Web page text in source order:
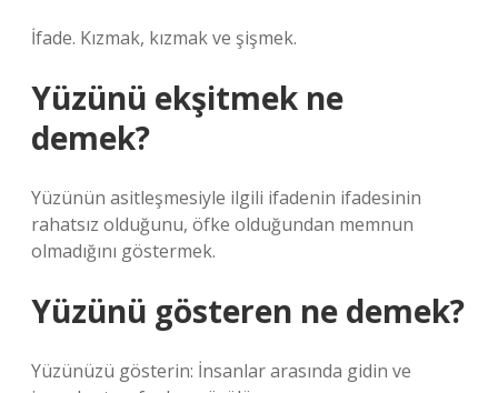
İfade. Kızmak, kızmak ve şişmek.
Yüzünü ekşitmek ne
demek?
Yüzünün asitleşmesiyle ilgili ifadenin ifadesinin
rahatsız olduğunu, öfke olduğundan memnun
olmadığını göstermek.
Yüzünü gösteren ne demek?
Yüzünüzü gösterin: İnsanlar arasında gidin ve